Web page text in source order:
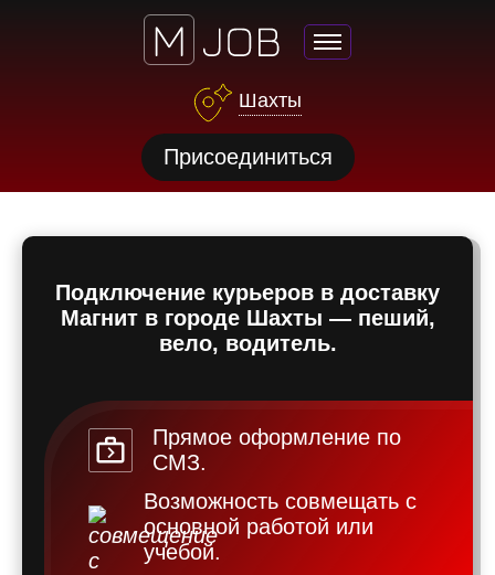
Шахты
Присоединиться
Подключение курьеров в доставку
Магнит в городе Шахты — пеший,
вело, водитель.
Прямое оформление по
СМЗ.
Возможность совмещать с
основной работой или
учебой.